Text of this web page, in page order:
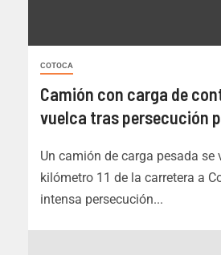
COTOCA
Camión con carga de
vuelca tras persecución
Un camión de carga pesada se
kilómetro 11 de la carretera a
intensa persecución...